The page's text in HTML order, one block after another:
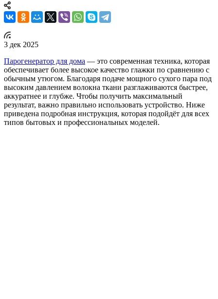
3 дек 2025
Парогенератор для дома — это современная техника, которая
обеспечивает более высокое качество глажки по сравнению с
обычным утюгом. Благодаря подаче мощного сухого пара под
высоким давлением волокна ткани разглаживаются быстрее,
аккуратнее и глубже. Чтобы получить максимальный
результат, важно правильно использовать устройство. Ниже
приведена подробная инструкция, которая подойдёт для всех
типов бытовых и профессиональных моделей.